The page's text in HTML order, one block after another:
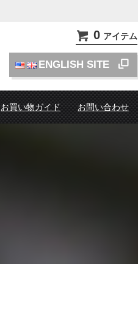
0 アイテム
ENGLISH SITE
お買い物ガイド お問い合わせ